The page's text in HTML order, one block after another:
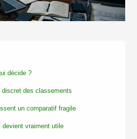
décide ?
des classements
un comparatif fragile
devient vraiment utile